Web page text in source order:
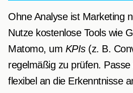
Ohne Analyse ist Marketing
Nutze kostenlose Tools wie
Matomo, um KPIs(z. B.
regelmäßig zu prüfen.
flexibel an die Erkenntnisse